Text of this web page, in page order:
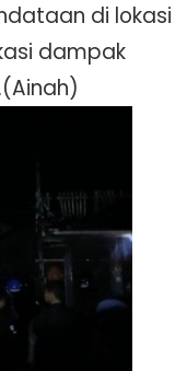
di lokasi
dampak